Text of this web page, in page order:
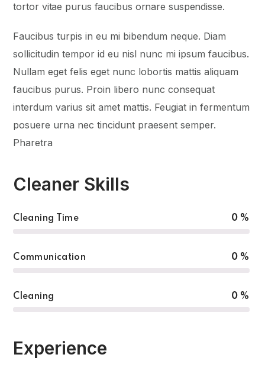
tortor vitae purus faucibus ornare suspendisse.
Faucibus turpis in eu mi bibendum neque. Diam
sollicitudin tempor id eu nisl nunc mi ipsum faucibus.
Nullam eget felis eget nunc lobortis mattis aliquam
faucibus purus. Proin libero nunc consequat
interdum varius sit amet mattis. Feugiat in fermentum
posuere urna nec tincidunt praesent semper.
Pharetra
Cleaner Skills
Cleaning Time 0 %
Communication 0 %
Cleaning 0 %
Experience